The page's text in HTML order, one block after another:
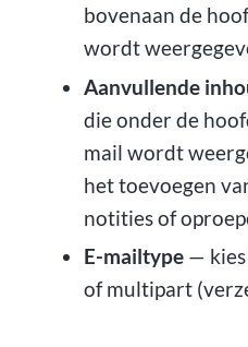
bovenaan de
wordt
Aanvullende
die onder de
mail wordt
het toevoegen
notities of
E-mailtype— kies
of multipart